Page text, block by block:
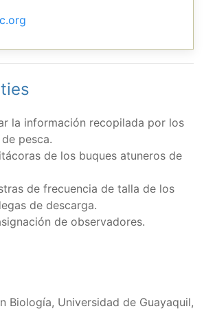
la información recopilada por los
pesca.
de los buques atuneros de
de frecuencia de talla de los
de descarga.
de observadores.
Biología, Universidad de Guayaquil,